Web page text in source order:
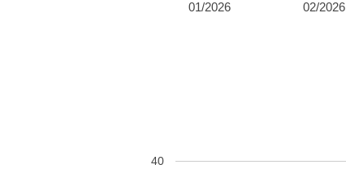
01/2026 02/2026
40